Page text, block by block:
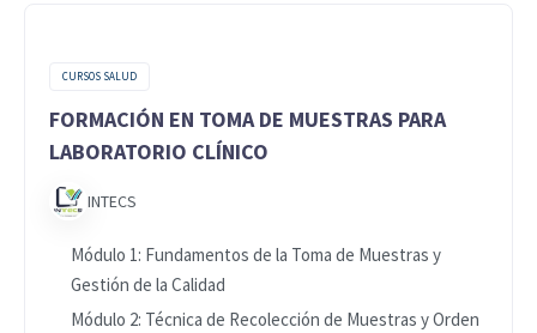
CURSOS SALUD
FORMACIÓN EN TOMA DE MUESTRAS PARA
LABORATORIO CLÍNICO
INTECS
Módulo 1: Fundamentos de la Toma de Muestras y
Gestión de la Calidad
Módulo 2: Técnica de Recolección de Muestras y Orden